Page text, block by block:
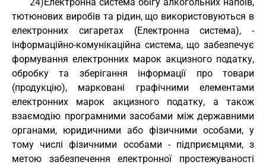
тютюнових виробів та рідин, що використовуються в
електронних сигаретах (Електронна система), -
інформаційно-комунікаційна система, що забезпечує
формування електронних марок акцизного податку,
обробку та зберігання інформації про товари
(продукцію), марковані графічними елементами
електронних марок акцизного податку, а також
взаємодію програмними засобами між державними
органами, юридичними або фізичними особами, у
тому числі фізичними особами - підприємцями, з
метою забезпечення електронної простежуваності